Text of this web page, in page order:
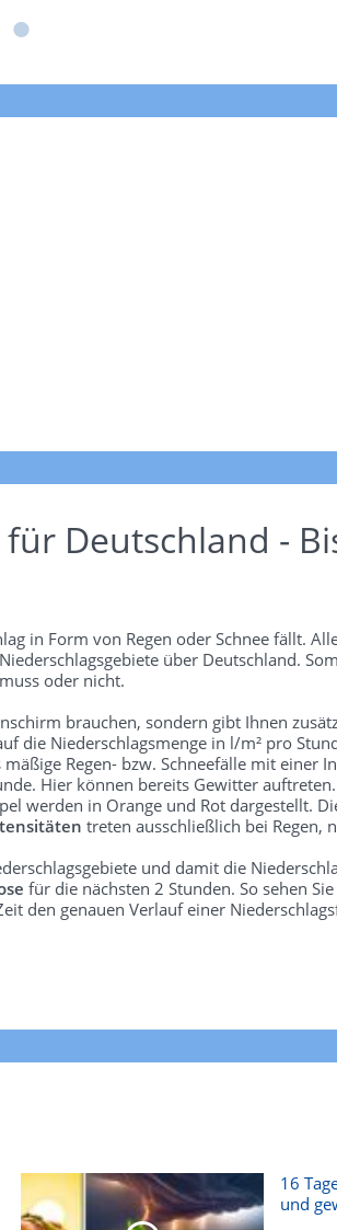
Deutschland -
in Form von Regen oder Schnee fällt.
über Deutschland.
oder nicht.
brauchen, sondern gibt Ihnen
die Niederschlagsmenge in l/m² pro
Regen- bzw. Schneefälle mit einer
Hier können bereits Gewitter
werden in Orange und Rot dargestellt.
treten ausschließlich bei Regen,
und damit die
für die nächsten 2 Stunden. So sehen
den genauen Verlauf einer
16
und